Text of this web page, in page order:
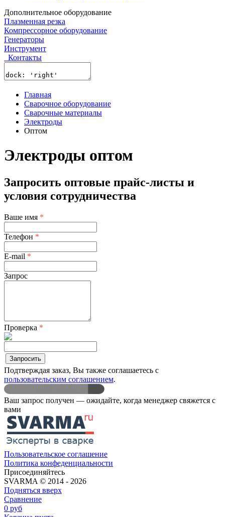
Дополнительное оборудование
Плазменная резка
Компрессорное оборудование
Генераторы
Инструмент
Контакты
Главная
Сварочное оборудование
Сварочные материалы
Электроды
Оптом
Электроды оптом
Запросить оптовые прайс-листы и
условия сотрудничества
Ваше имя *
Телефон *
E-mail *
Запрос
Проверка *
Запросить
Подтверждая заказ, Вы также соглашаетесь с
пользовательским соглашением.
Ваш запрос получен — ожидайте, когда менеджер свяжетcя с
вами
Пользовательское соглашение
Политика конфеденциальности
Присоединяйтесь
SVARMA © 2014 - 2026
Подняться вверх
Сравнение
0 руб